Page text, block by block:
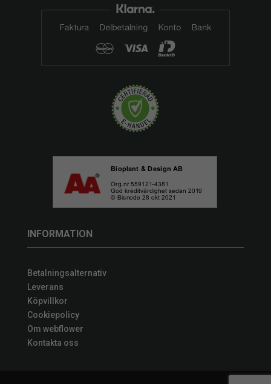
INFORMATION
Betalningsalternativ
Leverans
Köpvillkor
Cookiepolicy
Om webflower
Kontakta oss